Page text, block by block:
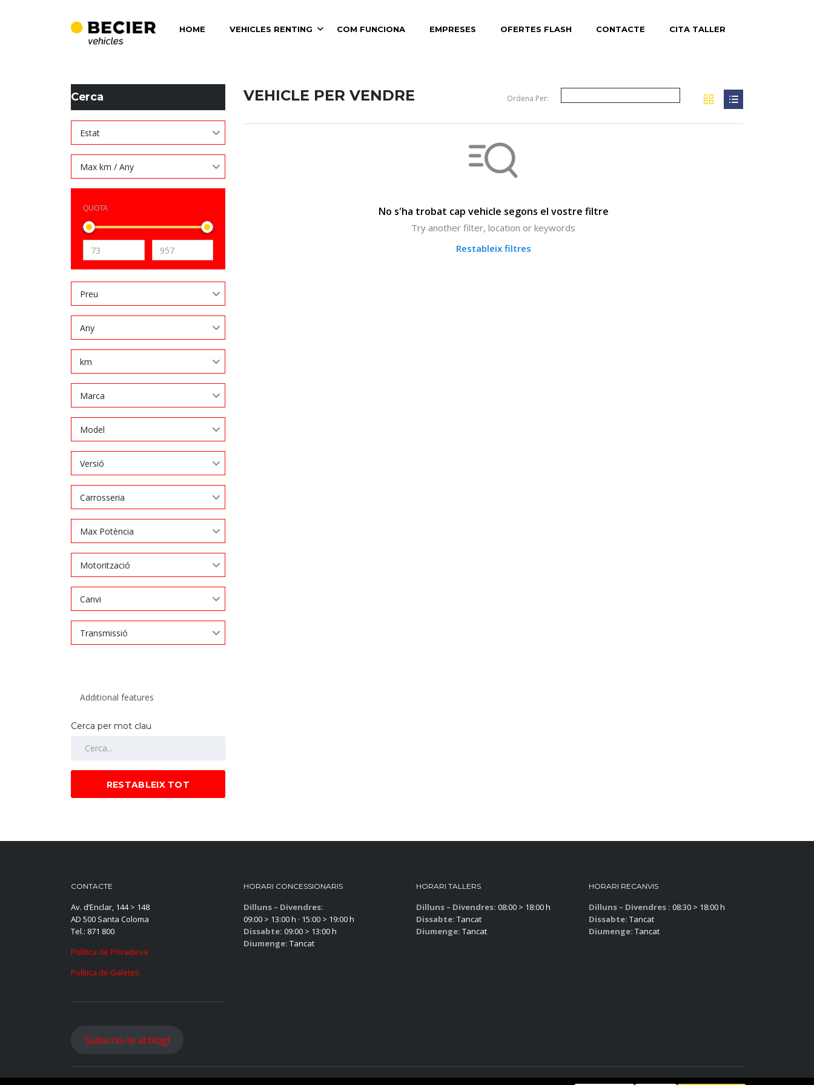
HOME VEHICLES RENTING COM FUNCIONA EMPRESES OFERTES FLASH CONTACTE CITA TALLER
BECIER MOBILITAT
Cerca
Estat
Max km / Any
QUOTA
Preu
Any
km
Marca
Model
Versió
Carrosseria
Max Potència
Motorització
Canvi
Transmissió
Cerca per mot clau
RESTABLEIX TOT
VEHICLE PER VENDRE Ordena Per:
No s'ha trobat cap vehicle segons el vostre filtre
Try another filter, location or keywords
Restableix filtres
CONTACTE
Av. d’Enclar, 144 > 148
AD 500 Santa Coloma
Tel.: 871 800
Política de Privadesa
Política de Galetes
HORARI CONCESSIONARIS
Dilluns – Divendres:
09:00 > 13:00 h · 15:00 > 19:00 h
Dissabte: 09:00 > 13:00 h
Diumenge: Tancat
HORARI TALLERS
Dilluns – Divendres: 08:00 > 18:00 h
Dissabte: Tancat
Diumenge: Tancat
HORARI RECANVIS
Dilluns – Divendres : 08:30 > 18:00 h
Dissabte: Tancat
Diumenge: Tancat
Subscriu-te al blog!